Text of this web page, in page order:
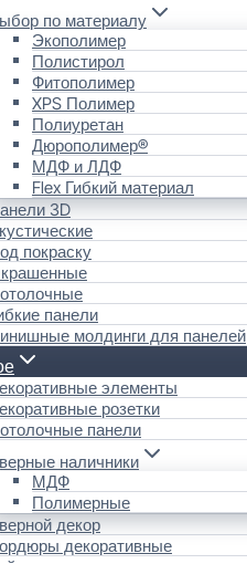
по материалу
Экополимер
Полистирол
Фитополимер
XPS Полимер
Полиуретан
Дюрополимер®
МДФ и ЛДФ
Flex Гибкий материал
3D
покраску
панели
молдинги для панелей
элементы
розетки
панели
наличники
МДФ
Полимерные
декор
декоративные